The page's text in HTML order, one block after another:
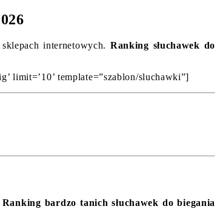
internetowych. Ranking słuchawek do
limit=’10’ template=”szablon/sluchawki”]
Ranking bardzo tanich słuchawek do biegania